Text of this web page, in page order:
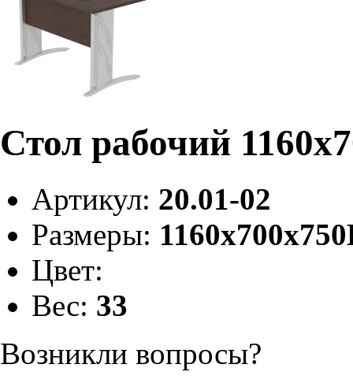
Стол рабочий
Артикул: 20.01-02
Размеры:
Цвет:
Вес: 33
Возникли вопросы?